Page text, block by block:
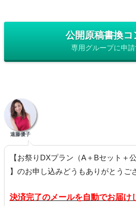
公開原稿書換コ
専用グループに申請
遠藤優子
【お祭りDXプラン（A＋Bセット＋
】のお申し込みどうもありがとうご
決済完了のメールを自動でお届け